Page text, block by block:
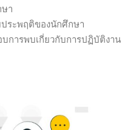
า
ระพฤติของนักศึกษา
การพบเกี่ยวกับการปฏิบัติงาน